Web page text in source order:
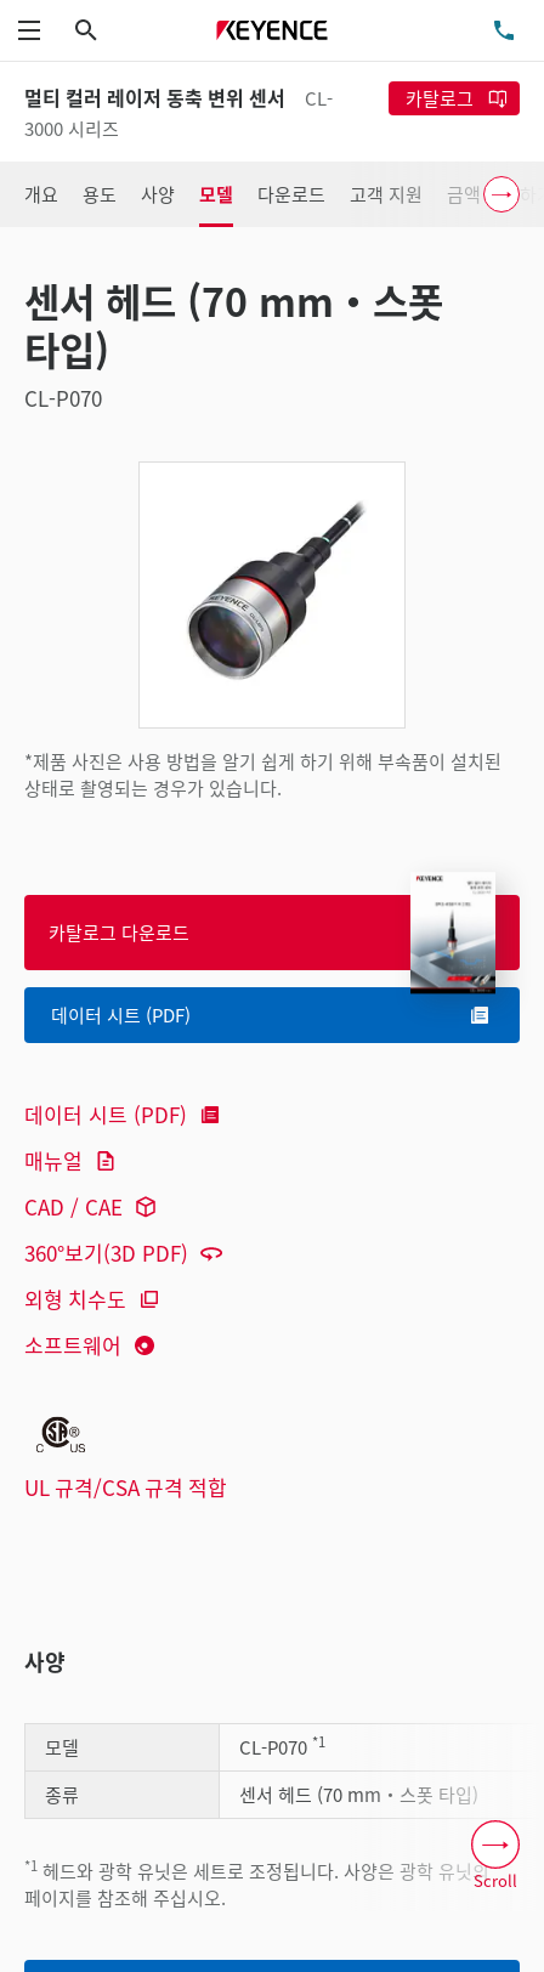
메뉴
멀티 컬러 레이저 동축 변위 센서
CL-
3000 시리즈
카탈로그
개요 용도 사양 모델 다운로드 고객 지원 금액 확인하
센서 헤드 (70 mm・스폿
타입)
CL-P070
*제품 사진은 사용 방법을 알기 쉽게 하기 위해 부속품이 설치된
상태로 촬영되는 경우가 있습니다.
카탈로그 다운로드
데이터 시트 (PDF)
데이터 시트 (PDF)
매뉴얼
CAD / CAE
360°보기(3D PDF)
외형 치수도
소프트웨어
UL 규격/CSA 규격 적합
사양
모델 CL-P070 *1
종류 센서 헤드 (70 mm・스폿 타입)
*1 헤드와 광학 유닛은 세트로 조정됩니다. 사양은 광학 유닛의
페이지를 참조해 주십시오.
Scroll